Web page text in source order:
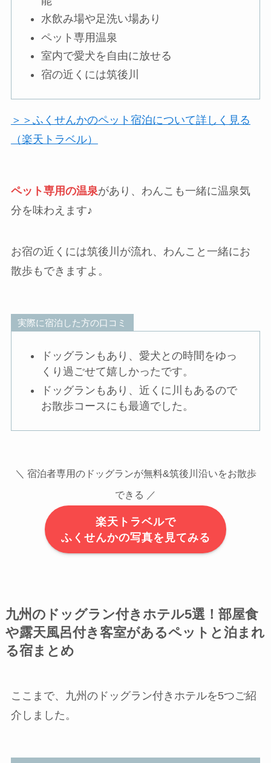
水飲み場や足洗い場あり
ペット専用温泉
室内で愛犬を自由に放せる
宿の近くには筑後川
＞＞ふくせんかのペット宿泊について詳しく見る
（楽天トラベル）
ペット専用の温泉があり、わんこも一緒に温泉気
分を味わえます♪
お宿の近くには筑後川が流れ、わんこと一緒にお
散歩もできますよ。
実際に宿泊した方の口コミ
ドッグランもあり、愛犬との時間をゆっ
くり過ごせて嬉しかったです。
ドッグランもあり、近くに川もあるので
お散歩コースにも最適でした。
＼ 宿泊者専用のドッグランが無料&筑後川沿いをお散歩
できる ／
楽天トラベルで
ふくせんかの写真を見てみる
九州のドッグラン付きホテル5選！部屋食
や露天風呂付き客室があるペットと泊まれ
る宿まとめ
ここまで、九州のドッグラン付きホテルを5つご紹
介しました。